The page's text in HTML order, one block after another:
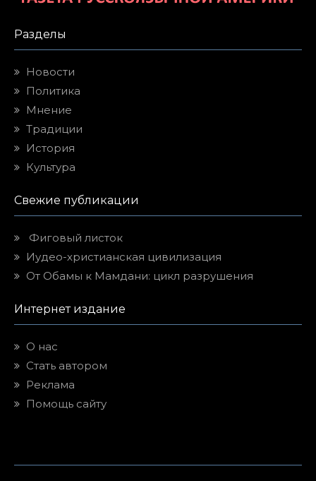
Разделы
Новости
Политика
Мнение
Традиции
История
Культура
Свежие публикации
Фиговый листок
Иудео-христианская цивилизация
От Обамы к Мамдани: цикл разрушения
Интернет издание
О нас
Стать автором
Реклама
Помощь сайту